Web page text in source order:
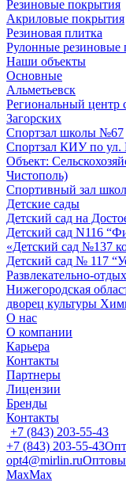
Резиновые покрытия
Акриловые покрытия
Резиновая плитка
Рулонные резиновые
Наши объекты
Основные
Альметьевск
Региональный центр
Загорских
Спортзал школы №67
Спортзал КИУ по ул.
Объект:
Чистополь)
Спортивный зал
Детские сады
Детский сад на
Детский сад N116
«Детский сад №137
Детский сад № 117
Развлекательно-
Нижегородская
дворец культуры
О нас
О компании
Карьера
Контакты
Партнеры
Лицензии
Бренды
Контакты
+7 (843) 203-55-43
+7 (843) 203-55-43
opt4@mirlin.ru
MaxMax